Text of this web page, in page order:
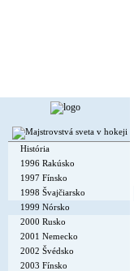
História
1996 Rakúsko
1997 Fínsko
1998 Švajčiarsko
1999 Nórsko
2000 Rusko
2001 Nemecko
2002 Švédsko
2003 Fínsko